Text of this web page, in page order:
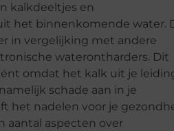
kalkdeeltjes en
het binnenkomende water.
in vergelijking met andere
waterontharders. Dit
omdat het kalk uit je
schade aan in je
het nadelen voor je
aantal aspecten over